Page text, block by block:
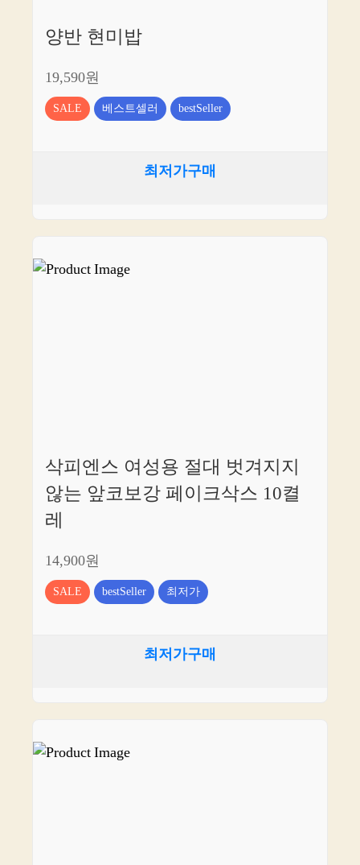
양반 현미밥
19,590원
SALE 베스트셀러 bestSeller
최저가구매
삭피엔스 여성용 절대 벗겨지지
않는 앞코보강 페이크삭스 10켤
레
14,900원
SALE bestSeller 최저가
최저가구매